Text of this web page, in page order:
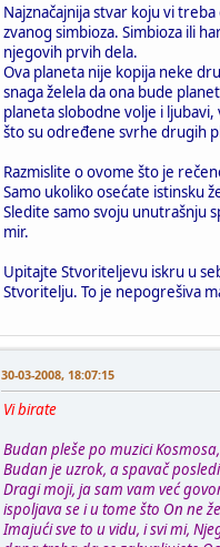
Najznačajnija stvar koju vi
zvanog simbioza. Simbioza ili
njegovih prvih dela.
Ova planeta nije kopija neke
snaga želela da ona bude
planeta slobodne volje i
što su određene svrhe drugih
Razmislite o ovome što je
Samo ukoliko osećate istinsku
Sledite samo svoju unutrašnju
mir.
Upitajte Stvoriteljevu iskru u
Stvoritelju. To je nepogrešiva
30-03-2008, 18:07:15
Vi birate
Budan pleše po muzici
Budan je uzrok, a spavač
Dragi moji, ja sam vam već
ispoljava se i u tome što On ne
Imajući sve to u vidu, i svi mi,